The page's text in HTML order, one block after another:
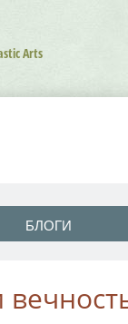
Arts
БЛОГИ